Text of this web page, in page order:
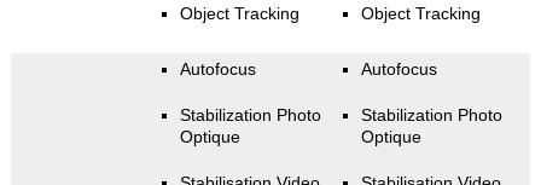
Object Tracking Object Tracking
Autofocus
Stabilization Photo
Optique
Autofocus
Stabilization Photo
Optique